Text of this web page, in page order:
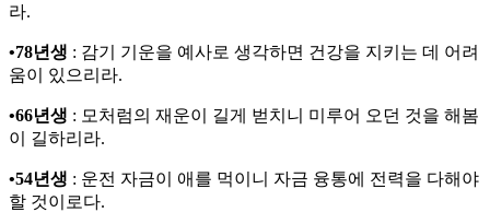
라.
•78년생 : 감기 기운을 예사로 생각하면 건강을 지키는 데 어려
움이 있으리라.
•66년생 : 모처럼의 재운이 길게 벋치니 미루어 오던 것을 해봄
이 길하리라.
•54년생 : 운전 자금이 애를 먹이니 자금 융통에 전력을 다해야
할 것이로다.